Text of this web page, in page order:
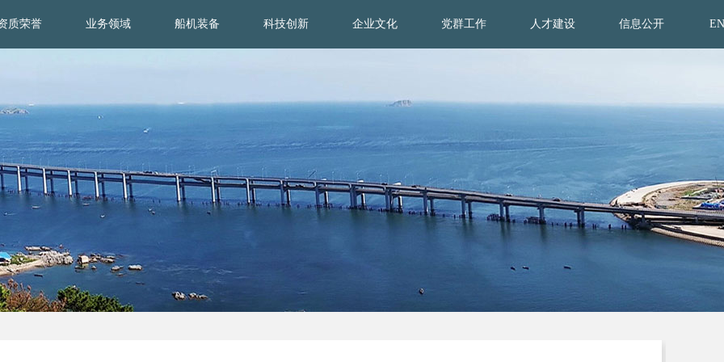
质荣誉 业务领域 船机装备 科技创新 企业文化 党群工作 人才建设 信息公开 EN